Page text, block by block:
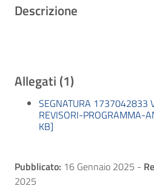
Descrizione
Allegati (1)
SEGNATURA 1737042833
REVISORI-PROGRAMMA-
KB]
Pubblicato: 16 Gennaio 2025 -
2025